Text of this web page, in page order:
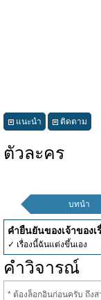
แนะนำ ติดตาม
ตัวละคร
บทนำ
คำยืนยันของเจ้าของเ
✓ เรื่องนี้ฉันแต่งขึ้นเอง
คำวิจารณ์
* ต้องล็อกอินก่อนครับ ถึง